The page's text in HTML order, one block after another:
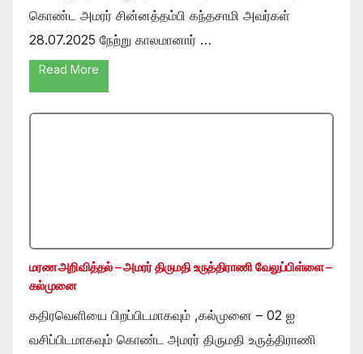
கொண்ட அமரர் சின்னத்தம்பி கந்தசாமி அவர்கள்
28.07.2025 நேற்று காலமானார் …
Read More
மரண அறிவித்தல் – அமரர் திருமதி உருத்திராணி வேலுப்பிள்ளை –
கல்முனை
கதிரவெளியை பிறப்பிடமாகவும் ,கல்முனை – 02 ஐ
வசிப்பிடமாகவும் கொண்ட அமரர் திருமதி உருத்திராணி